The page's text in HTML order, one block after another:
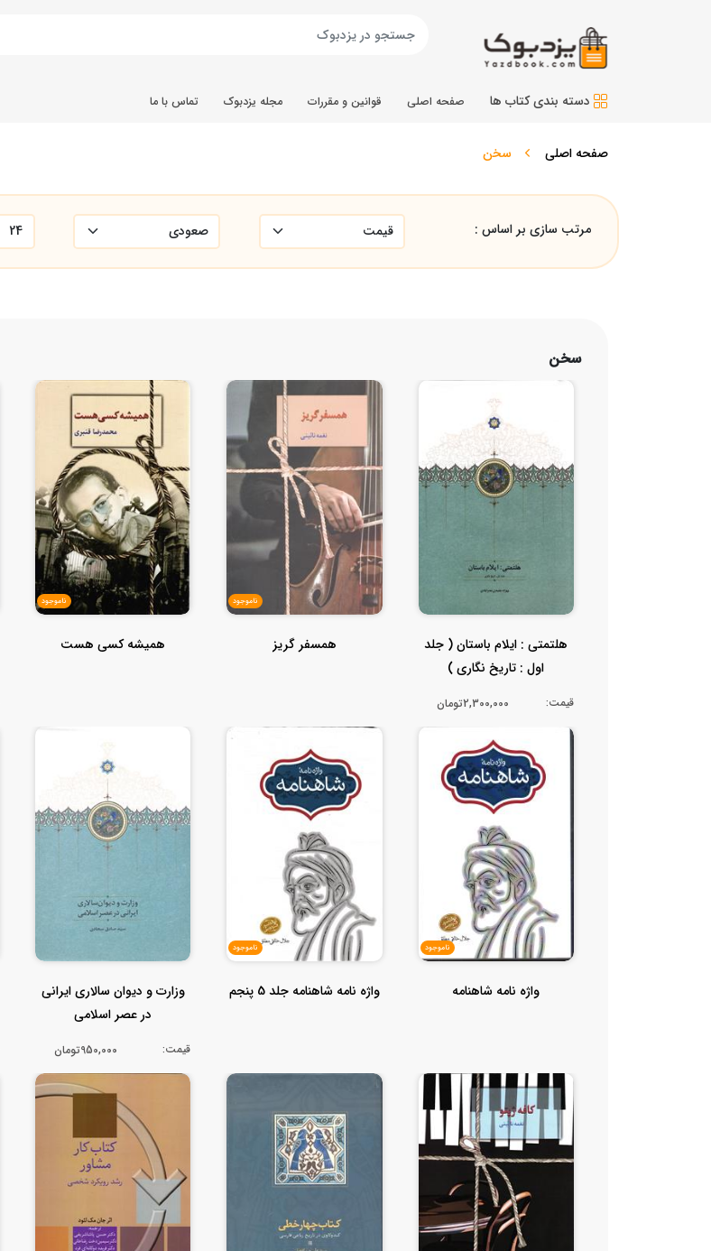
دسته بندی کتاب ها صفحه اصلی قوانین و مقررات مجله یزدبوک تماس با ما
صفحه اصلی سخن
مرتب سازی بر اساس :
سخن
هلتمتی : ایلام باستان ( جلد
اول : تاریخ نگاری )
قیمت: 2,300,000تومان
ناموجود
همسفر گریز
ناموجود
همیشه کسی هست
ناموجود
واژه نامه شاهنامه
ناموجود
واژه نامه شاهنامه جلد 5 پنجم
وزارت و دیوان سالاری ایرانی
در عصر اسلامی
قیمت: 950,000تومان